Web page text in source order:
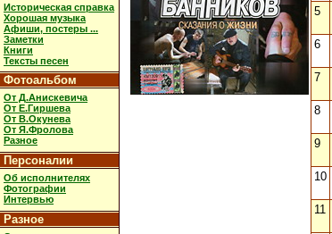
Историческая справка
Хорошая музыка
Афиши, постеры ...
Заметки
Книги
Тексты песен
Фотоальбом
От Д.Анискевича
От Е.Гиршева
От В.Окунева
От Я.Фролова
Разное
Персоналии
Об исполнителях
Фотографии
Интервью
Разное
5
6
7
8
9
10
11